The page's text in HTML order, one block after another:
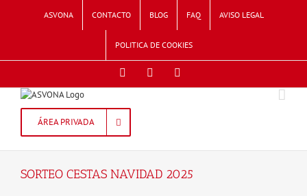
ASVONA CONTACTO BLOG FAQ AVISO LEGAL
POLITICA DE COOKIES
FacebookTwitter
ÁREA PRIVADA
SORTEO CESTAS NAVIDAD 2025